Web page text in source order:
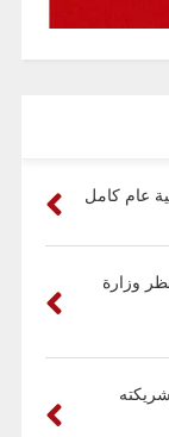
عام كامل
وزارة